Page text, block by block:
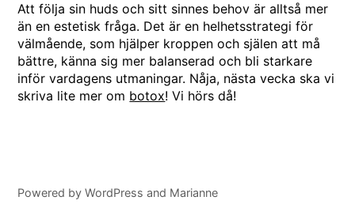
Att följa sin huds och sitt sinnes behov är alltså mer
än en estetisk fråga. Det är en helhetsstrategi för
välmående, som hjälper kroppen och själen att må
bättre, känna sig mer balanserad och bli starkare
inför vardagens utmaningar. Nåja, nästa vecka ska vi
skriva lite mer om botox! Vi hörs då!
Powered byWordPress and Marianne